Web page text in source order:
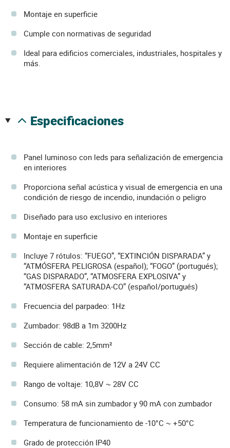
Montaje en superficie
Cumple con normativas de seguridad
Ideal para edificios comerciales, industriales, hospitales y
más.
especificaciones
Panel luminoso con leds para señalización de emergencia
en interiores
Proporciona señal acústica y visual de emergencia en una
condición de riesgo de incendio, inundación o peligro
Diseñado para uso exclusivo en interiores
Montaje en superficie
Incluye 7 rótulos: “FUEGO”, “EXTINCIÓN DISPARADA” y
“ATMÓSFERA PELIGROSA (español); “FOGO” (portugués);
“GAS DISPARADO”, “ATMOSFERA EXPLOSIVA” y
“ATMOSFERA SATURADA-CO” (español/portugués)
Frecuencia del parpadeo: 1Hz
Zumbador: 98dB a 1m 3200Hz
Sección de cable: 2,5mm²
Requiere alimentación de 12V a 24V CC
Rango de voltaje: 10,8V ~ 28V CC
Consumo: 58 mA sin zumbador y 90 mA con zumbador
Temperatura de funcionamiento de -10°C ~ +50°C
Grado de protección IP40